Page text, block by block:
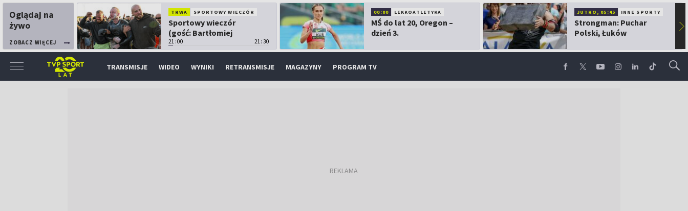
Oglądaj na
żywo
ZOBACZ WIĘCEJ
TRWA SPORTOWY WIECZÓR
Sportowy wieczór
(gość: Bartłomiej
Kubkowski)
21:00 21:30
00:00 LEKKOATLETYKA
MŚ do lat 20, Oregon –
dzień 3.
JUTRO, 05:45 INNE SPORTY
Strongman: Puchar
Polski, Łuków
▶
TRANSMISJE WIDEO WYNIKI RETRANSMISJE MAGAZYNY PROGRAM TV